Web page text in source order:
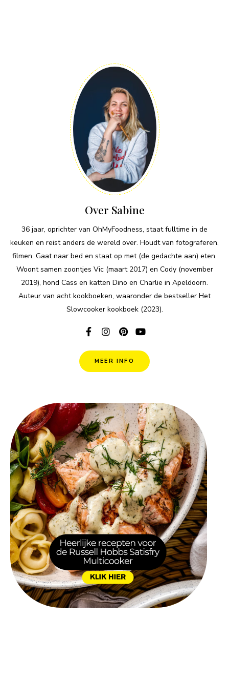
Over Sabine
36 jaar, oprichter van OhMyFoodness, staat fulltime in de
keuken en reist anders de wereld over. Houdt van fotograferen,
filmen. Gaat naar bed en staat op met (de gedachte aan) eten.
Woont samen zoontjes Vic (maart 2017) en Cody (november
2019), hond Cass en katten Dino en Charlie in Apeldoorn.
Auteur van acht kookboeken, waaronder de bestseller Het
Slowcooker kookboek (2023).
MEER INFO